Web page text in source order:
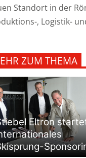
Standort in der
, Logistik-
ZUM THEMA
Eltron